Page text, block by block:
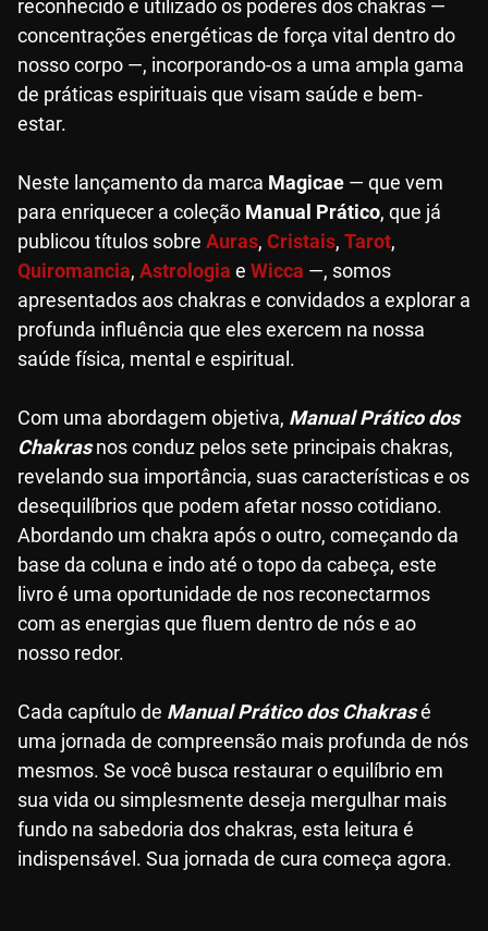
reconhecido e utilizado os poderes dos chakras —
concentrações energéticas de força vital dentro do
nosso corpo —, incorporando-os a uma ampla gama
de práticas espirituais que visam saúde e bem-
estar.
Neste lançamento da marca Magicae — que vem
para enriquecer a coleção Manual Prático, que já
publicou títulos sobre Auras, Cristais, Tarot,
Quiromancia, Astrologia e Wicca —, somos
apresentados aos chakras e convidados a explorar a
profunda influência que eles exercem na nossa
saúde física, mental e espiritual.
Com uma abordagem objetiva, Manual Prático dos
Chakrasnos conduz pelos sete principais chakras,
revelando sua importância, suas características e os
desequilíbrios que podem afetar nosso cotidiano.
Abordando um chakra após o outro, começando da
base da coluna e indo até o topo da cabeça, este
livro é uma oportunidade de nos reconectarmos
com as energias que fluem dentro de nós e ao
nosso redor.
Cada capítulo de Manual Prático dos Chakrasé
uma jornada de compreensão mais profunda de nós
mesmos. Se você busca restaurar o equilíbrio em
sua vida ou simplesmente deseja mergulhar mais
fundo na sabedoria dos chakras, esta leitura é
indispensável. Sua jornada de cura começa agora.